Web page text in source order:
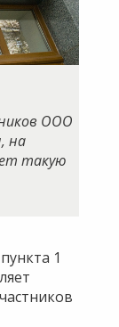
ООО
на
такую
1